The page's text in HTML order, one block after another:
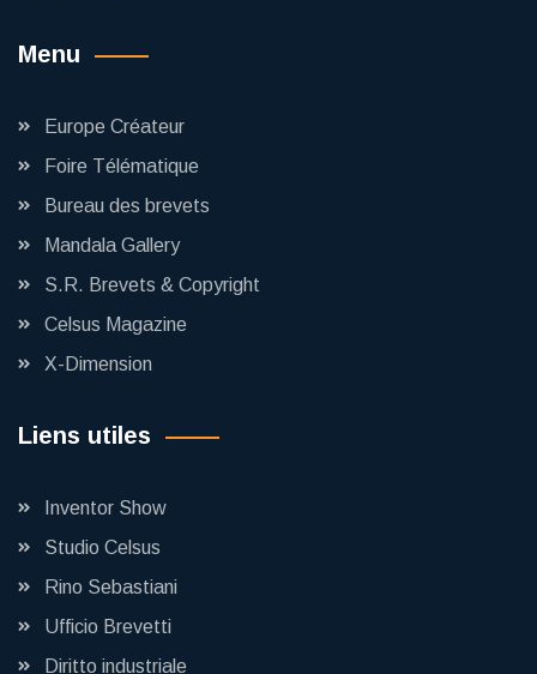
Menu
Europe Créateur
Foire Télématique
Bureau des brevets
Mandala Gallery
S.R. Brevets & Copyright
Celsus Magazine
X-Dimension
Liens utiles
Inventor Show
Studio Celsus
Rino Sebastiani
Ufficio Brevetti
Diritto industriale